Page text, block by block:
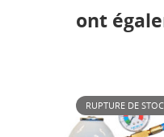
ont
RUPTURE DE